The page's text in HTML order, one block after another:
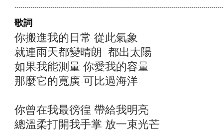
歌詞
你搬進我的日常 從此氣象
就連雨天都變晴朗 都出太陽
如果我能測量 你愛我的容量
那麼它的寬廣 可比過海洋
你曾在我最徬徨 帶給我明亮
總溫柔打開我手掌 放一束光芒